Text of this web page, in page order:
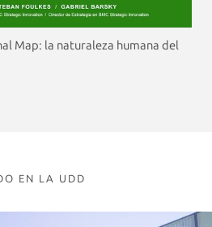
Map: la naturaleza humana del
EN LA UDD